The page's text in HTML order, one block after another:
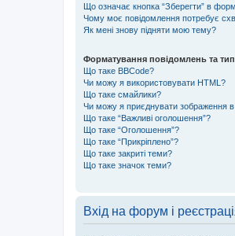
Що означає кнопка “Зберегти” в
Чому моє повідомлення потребує
Як мені знову підняти мою тему?
Форматування повідомлень та
Що таке BBCode?
Чи можу я використовувати HTML?
Що таке смайлики?
Чи можу я приєднувати зображення в
Що таке “Важливі оголошення”?
Що таке “Оголошення”?
Що таке “Прикріплено”?
Що таке закриті теми?
Що таке значок теми?
Вхід на форум і